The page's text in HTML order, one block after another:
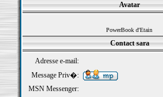
Avatar
PowerBook d'Etain
Contact sara
Adresse e-mail:
Message Priv�:
MSN Messenger: